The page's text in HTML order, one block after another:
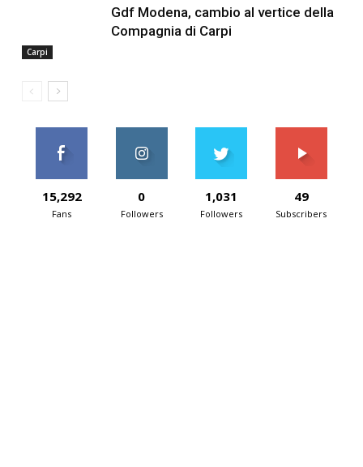
Carpi
Gdf Modena, cambio al vertice della
Compagnia di Carpi
15,292
Fans
0
Followers
1,031
Followers
49
Subscribers